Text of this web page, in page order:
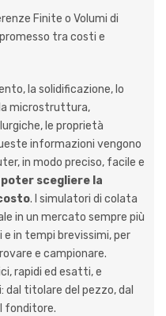
Finite o Volumi di
tra costi e
la solidificazione, lo
microstruttura,
le proprietà
informazioni vengono
in modo preciso, facile e
scegliere la
. I simulatori di colata
in un mercato sempre più
in tempi brevissimi, per
e campionare.
rapidi ed esatti, e
titolare del pezzo, dal
fonditore.